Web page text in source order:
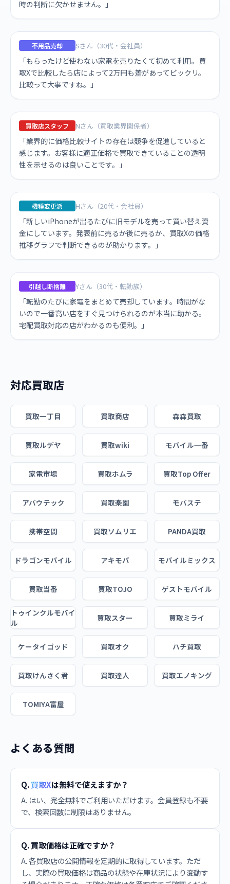
時の判断に欠かせません。」
不用品売却 Sさん（30代・会社員）
「もらったけど使わない家電を売りたくて初めて利用。買
取Xで比較したら店によって2万円も差があってビックリ。
比較って大事ですね。」
買取店スタッフ Nさん（買取業界関係者）
「業界的に価格比較サイトの存在は競争を促進していると
感じます。お客様に適正価格で買取できていることの透明
性を示せるのは良いことです。」
機種変更派 Hさん（20代・会社員）
「新しいiPhoneが出るたびに旧モデルを売って買い替え資
金にしています。発表前に売るか後に売るか、買取Xの価格
推移グラフで判断できるのが助かります。」
引越し断捨離 Yさん（30代・転勤族）
「転勤のたびに家電をまとめて売却しています。時間がな
いので一番高い店をすぐ見つけられるのが本当に助かる。
宅配買取対応の店がわかるのも便利。」
対応買取店
買取一丁目 買取商店 森森買取
買取ルデヤ 買取wiki モバイル一番
家電市場 買取ホムラ 買取Top Offer
アバウテック 買取楽園 モバステ
携帯空間 買取ソムリエ PANDA買取
ドラゴンモバイル アキモバ モバイルミックス
買取当番 買取TOJO ゲストモバイル
トゥインクルモバイ
ル
買取スター 買取ミライ
ケータイゴッド 買取オク ハチ買取
買取けんさく君 買取達人 買取エノキング
TOMIYA富屋
よくある質問
Q.買取Xは無料で使えますか？
A. はい、完全無料でご利用いただけます。会員登録も不要
で、検索回数に制限はありません。
Q. 買取価格は正確ですか？
A. 各買取店の公開情報を定期的に取得しています。ただ
し、実際の買取価格は商品の状態や在庫状況により変動す